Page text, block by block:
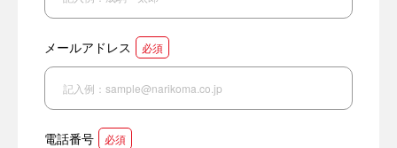
メールアドレス 必須
電話番号 必須